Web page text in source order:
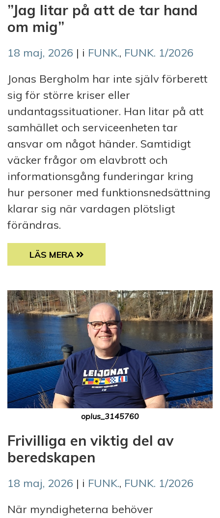
”Jag litar på att de tar hand
om mig”
18 maj, 2026 | i FUNK., FUNK. 1/2026
Jonas Bergholm har inte själv förberett
sig för större kriser eller
undantagssituationer. Han litar på att
samhället och serviceenheten tar
ansvar om något händer. Samtidigt
väcker frågor om elavbrott och
informationsgång funderingar kring
hur personer med funktionsnedsättning
klarar sig när vardagen plötsligt
förändras.
”JAG LITAR PÅ ATT DE TAR HAND OM MIG”
LÄS MERA
oplus_3145760
Frivilliga en viktig del av
beredskapen
18 maj, 2026 | i FUNK., FUNK. 1/2026
När myndigheterna behöver